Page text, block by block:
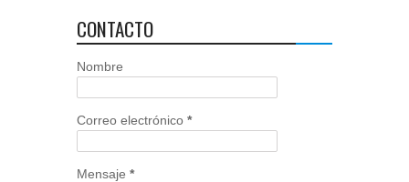
CONTACTO
Nombre
Correo electrónico *
Mensaje *